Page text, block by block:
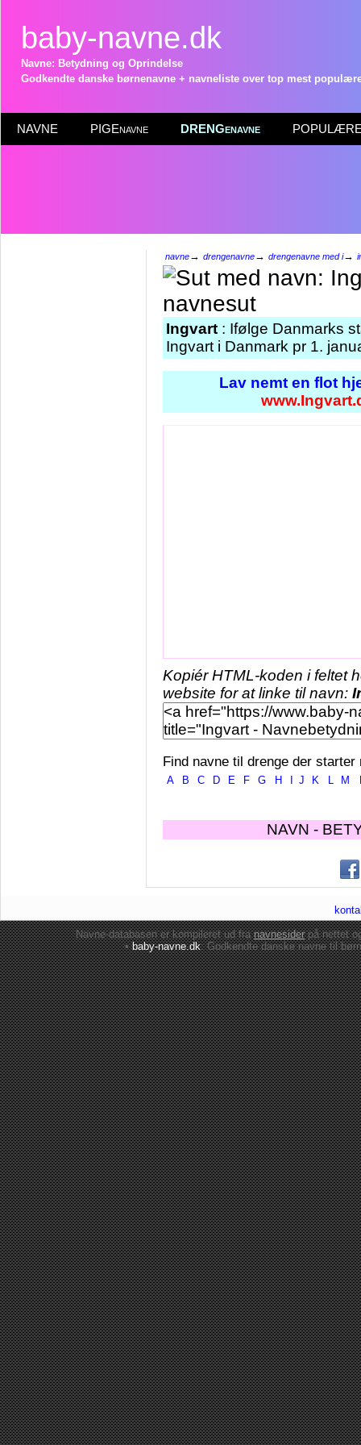
baby-navne.dk
Navne: Betydning og Oprindelse
Godkendte danske børnenavne + navneliste over top mest
NAVNE PIGEnavne DRENGenavne POPULÆRE
navne→ drengenavne→ drengenavne med i→
Ingvart : Ifølge Danmarks
Ingvart i Danmark pr 1.
Lav nemt en flot
Kopiér HTML-koden i feltet
website for at linke til navn:
Find navne til drenge der starter
A B C D E F G H J K L M
NAVN -
Navne-databasen er kompileret ud franavnesiderpå nettet
•baby-navne.dk: Godkendte danskenavne til børn